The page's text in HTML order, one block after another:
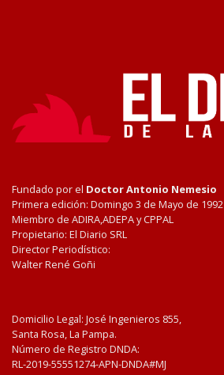
Fundado por el Doctor Antonio Nemesio
Primera edición: Domingo 3 de Mayo de 1992
Miembro de ADIRA,ADEPA y CPPAL
Propietario: El Diario SRL
Director Periodístico:
Walter René Goñi
Domicilio Legal: José Ingenieros 855,
Santa Rosa, La Pampa.
Número de Registro DNDA:
RL-2019-55551274-APN-DNDA#MJ